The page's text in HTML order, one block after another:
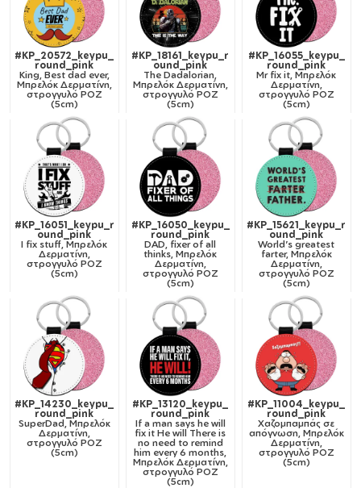
#KP_20572_keypu_
round_pink
King, Best dad ever,
Μπρελόκ Δερματίνη,
στρογγυλό ΡΟΖ
(5cm)
#KP_18161_keypu_r
ound_pink
The Dadalorian,
Μπρελόκ Δερματίνη,
στρογγυλό ΡΟΖ
(5cm)
#KP_16055_keypu_
round_pink
Mr fix it, Μπρελόκ
Δερματίνη,
στρογγυλό ΡΟΖ
(5cm)
#KP_16051_keypu_r
ound_pink
I fix stuff, Μπρελόκ
Δερματίνη,
στρογγυλό ΡΟΖ
(5cm)
#KP_16050_keypu_
round_pink
DAD, fixer of all
thinks, Μπρελόκ
Δερματίνη,
στρογγυλό ΡΟΖ
(5cm)
#KP_15621_keypu_r
ound_pink
World's greatest
farter, Μπρελόκ
Δερματίνη,
στρογγυλό ΡΟΖ
(5cm)
#KP_14230_keypu_
round_pink
SuperDad, Μπρελόκ
Δερματίνη,
στρογγυλό ΡΟΖ
(5cm)
#KP_13120_keypu_
round_pink
If a man says he will
fix it He will There is
no need to remind
him every 6 months,
Μπρελόκ Δερματίνη,
στρογγυλό ΡΟΖ
(5cm)
#KP_11004_keypu_
round_pink
Χαζομπαμπάς σε
απόγνωση, Μπρελόκ
Δερματίνη,
στρογγυλό ΡΟΖ
(5cm)